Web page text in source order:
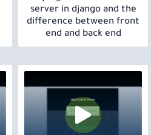
server in django and the
difference between front
end and back end